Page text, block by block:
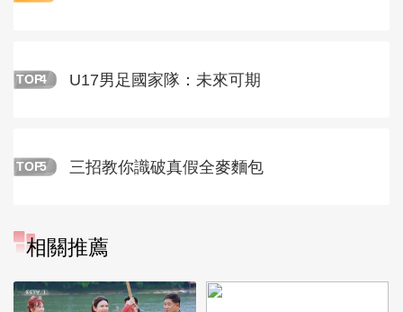
TOP4 U17男足國家隊：未來可期
TOP5 三招教你識破真假全麥麵包
相關推薦